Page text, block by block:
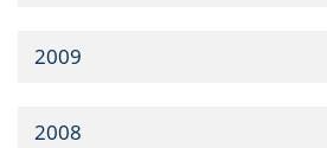
2009
2008